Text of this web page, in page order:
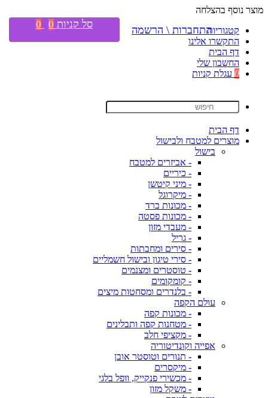
מוצר נוסף בהצלחה
קטגוריות
התקשרו אלינו
דף הבית
החשבון שלי
0 עגלת קניות
דף הבית
מוצרים למטבח ולבישול
בישול
- אביזרים למטבח
- כיריים
- מיני קיטשן
- מיקרוגל
- מכונות ברד
- מכונות פסטה
- מעבדי מזון
- גריל
- סירים ומחבתות
- סירי טיגון ובישול חשמליים
- טוסטרים ומצנמים
- קומקומים
- בלנדרים ומסחטות מיצים
עולם הקפה
- מכונות קפה
- מטחנות קפה ותבלינים
- מקציפי חלב
אפייה וקונדיטוריה
- תנורים וטוסטר אובן
- מיקסרים
- מכשירי פנקייק, וופל בלגי
- משקל מזון
התחברות \ הרשמה סל קניות 0
0